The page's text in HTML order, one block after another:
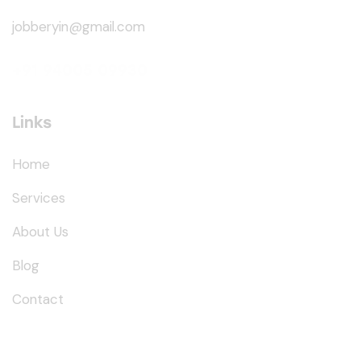
jobberyin@gmail.com
Links
Home
Services
About Us
Blog
Contact